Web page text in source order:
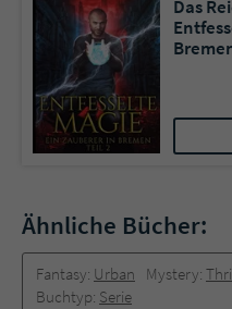
Das
Ähnliche Bücher:
Fantasy: Urban Mystery:
Buchtyp: Serie